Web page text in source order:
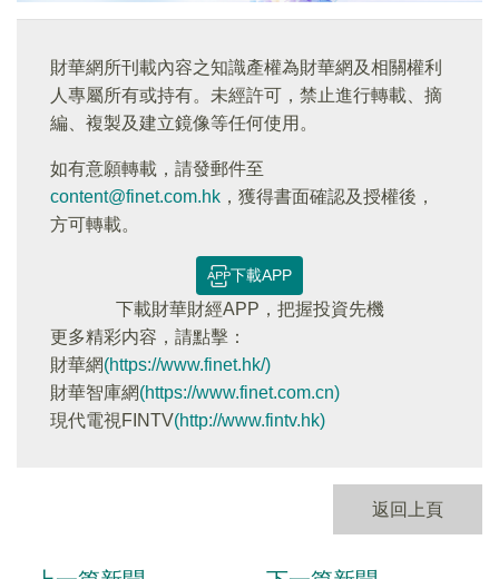
財華網所刊載內容之知識產權為財華網及相關權利
人專屬所有或持有。未經許可，禁止進行轉載、摘
編、複製及建立鏡像等任何使用。
如有意願轉載，請發郵件至
content@finet.com.hk ，獲得書面確認及授權後，
方可轉載。
下載APP
下載財華財經APP，把握投資先機
更多精彩内容，請點擊：
財華網(https://www.finet.hk/)
財華智庫網(https://www.finet.com.cn)
現代電視FINTV(http://www.fintv.hk)
返回上頁